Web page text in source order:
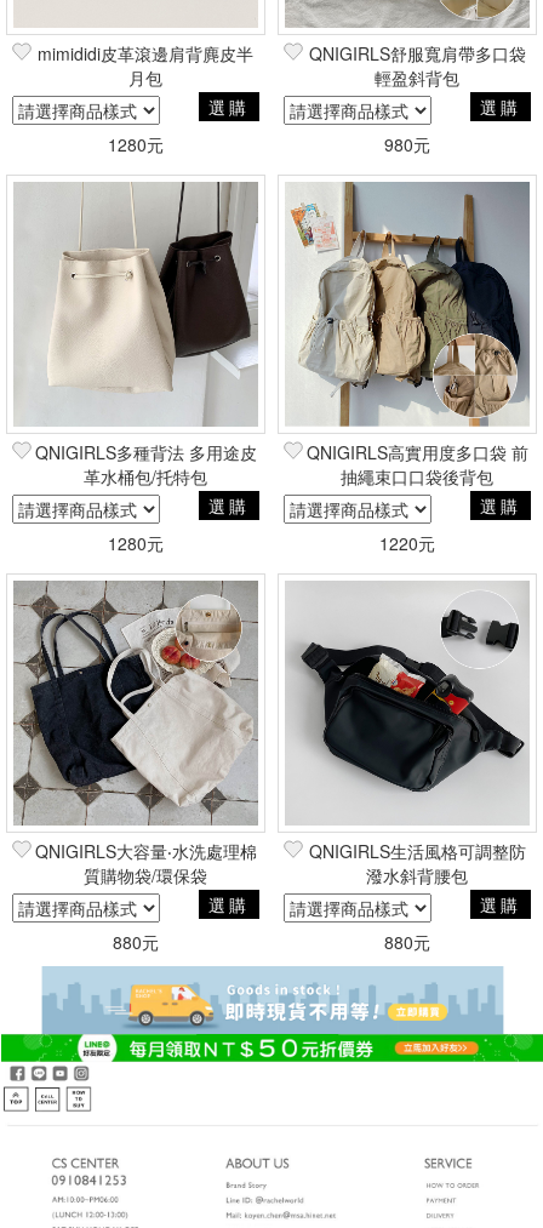
mimididi皮革滾邊肩背麂皮半
月包
選購
1280元
QNIGIRLS舒服寬肩帶多口袋
輕盈斜背包
選購
980元
QNIGIRLS多種背法 多用途皮
革水桶包/托特包
選購
1280元
QNIGIRLS高實用度多口袋 前
抽繩束口口袋後背包
選購
1220元
QNIGIRLS大容量‧水洗處理棉
質購物袋/環保袋
選購
880元
QNIGIRLS生活風格可調整防
潑水斜背腰包
選購
880元